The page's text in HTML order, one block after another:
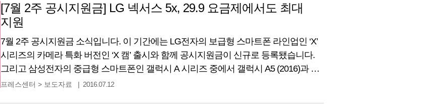
[7월 2주 공시지원금] LG 넥서스 5x, 29.9 요금제에서도 최대
지원
7월 2주 공시지원금 소식입니다. 이 기간에는 LG전자의 보급형 스마트폰 라인업인 ‘X’
시리즈의 카메라 특화 버전인 ‘X 캠’ 출시와 함께 공시지원금이 신규로 등록됐습니다.
그리고 삼성전자의 중급형 스마트폰인 갤럭시 A 시리즈 중에서 갤럭시 A5 (2016)과 A7
(2016)의 공시지원금에서도 변동이 있었습니다. 제조사 모델명 출고가 최대
프레스센터 > 보도자료 2016.07.12